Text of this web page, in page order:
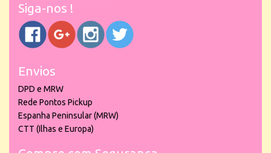
Siga-nos !
Envios
DPD e MRW
Rede Pontos Pickup
Espanha Peninsular (MRW)
CTT (Ilhas e Europa)